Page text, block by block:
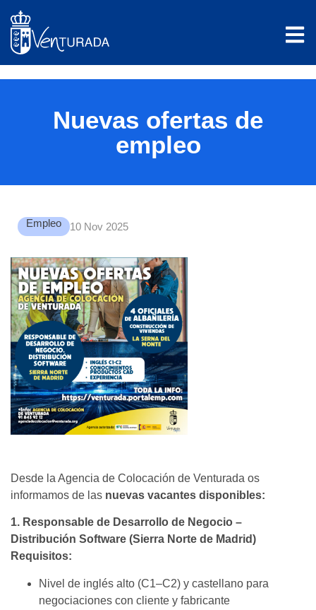
Nuevas ofertas de
empleo
Empleo 10 Nov 2025
Desde la Agencia de Colocación de Venturada os
informamos de las nuevas vacantes disponibles:
1. Responsable de Desarrollo de Negocio –
Distribución Software (Sierra Norte de Madrid)
Requisitos:
Nivel de inglés alto (C1–C2) y castellano para
negociaciones con cliente y fabricante